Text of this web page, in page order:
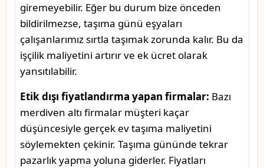
giremeyebilir. Eğer bu durum bize önceden
bildirilmezse, taşıma günü eşyaları
çalışanlarımız sırtla taşımak zorunda kalır. Bu da
işçilik maliyetini artırır ve ek ücret olarak
yansıtılabilir.
Etik dışı fiyatlandırma yapan firmalar: Bazı
merdiven altı firmalar müşteri kaçar
düşüncesiyle gerçek ev taşıma maliyetini
söylemekten çekinir. Taşıma gününde tekrar
pazarlık yapma yoluna giderler. Fiyatları